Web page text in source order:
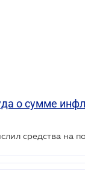
о сумме